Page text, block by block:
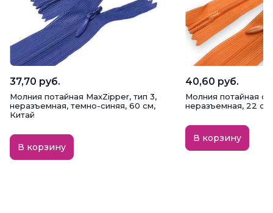
37,70 руб.
Молния потайная MaxZipper, тип 3,
неразъемная, темно-синяя, 60 см,
Китай
В корзину
40,60 руб.
Молния потайная
неразъемная, 22
В корзину